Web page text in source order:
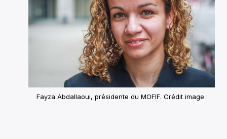
Fayza Abdallaoui, présidente du MOFIF. Crédit image :